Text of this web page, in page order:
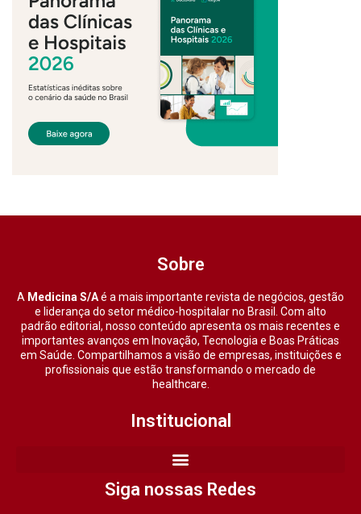
Sobre
A Medicina S/Aé a mais importante revista de negócios, gestão
e liderança do setor médico-hospitalar no Brasil. Com alto
padrão editorial, nosso conteúdo apresenta os mais recentes e
importantes avanços em Inovação, Tecnologia e Boas Práticas
em Saúde. Compartilhamos a visão de empresas, instituições e
profissionais que estão transformando o mercado de
healthcare.
Institucional
Siga nossas Redes